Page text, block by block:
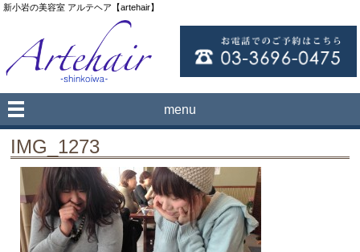
新小岩の美容室 アルテヘア【artehair】
menu
IMG_1273